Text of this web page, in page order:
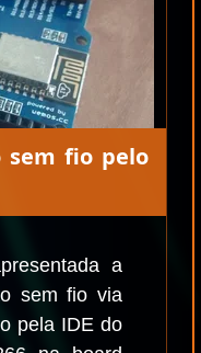
sem fio pelo
a
sem fio via
pela IDE do